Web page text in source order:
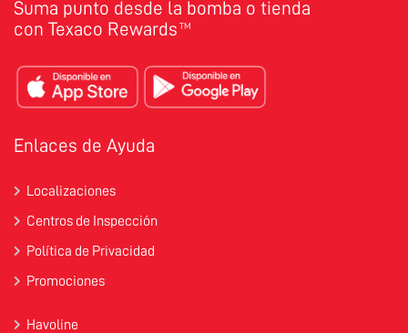
Suma punto desde la bomba o tienda
con Texaco Rewards TM
Enlaces de Ayuda
Localizaciones
Centros de Inspección
Política de Privacidad
Promociones
Havoline